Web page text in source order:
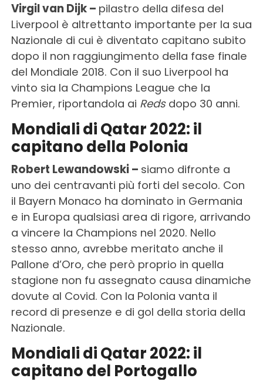
Virgil van Dijk – pilastro della difesa del
Liverpool è altrettanto importante per la sua
Nazionale di cui è diventato capitano subito
dopo il non raggiungimento della fase finale
del Mondiale 2018. Con il suo Liverpool ha
vinto sia la Champions League che la
Premier, riportandola ai Redsdopo 30 anni.
Mondiali di Qatar 2022: il
capitano della Polonia
Robert Lewandowski – siamo difronte a
uno dei centravanti più forti del secolo. Con
il Bayern Monaco ha dominato in Germania
e in Europa qualsiasi area di rigore, arrivando
a vincere la Champions nel 2020. Nello
stesso anno, avrebbe meritato anche il
Pallone d’Oro, che però proprio in quella
stagione non fu assegnato causa dinamiche
dovute al Covid. Con la Polonia vanta il
record di presenze e di gol della storia della
Nazionale.
Mondiali di Qatar 2022: il
capitano del Portogallo